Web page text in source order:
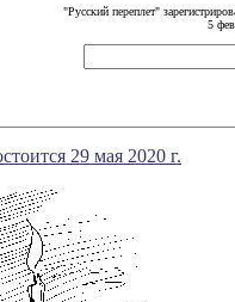
"Русский переплет"
5
29 мая 2020 г.